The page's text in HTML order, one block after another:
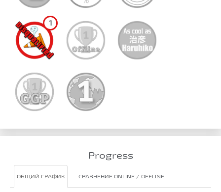
1
Progress
ОБЩИЙ ГРАФИК СРАВНЕНИЕ ONLINE / OFFLINE